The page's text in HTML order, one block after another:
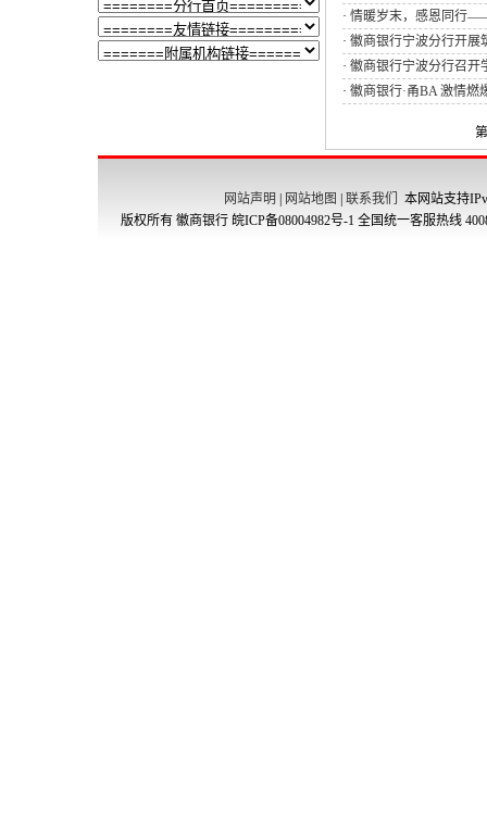
· 情暖岁末，感恩同行
· 徽商银行宁波分行开展
· 徽商银行宁波分行召开
· 徽商银行·甬BA 激情燃
网站声明 网站地图 联系我们
本网站支持
版权所有 徽商银行 皖ICP备08004982号-1 全国统一客服热线